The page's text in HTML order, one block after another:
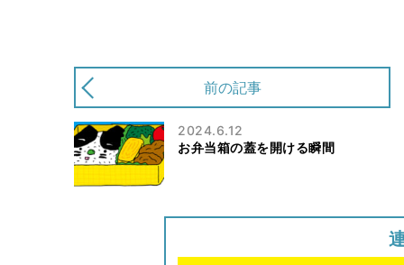
前の記事
2024.6.12
お弁当箱の蓋を開ける瞬間